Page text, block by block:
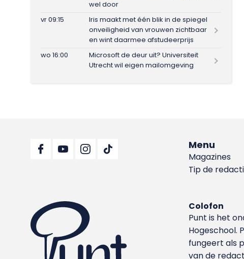
wel door
vr 09:15
Iris maakt met één blik in de spiegel
onveiligheid van vrouwen zichtbaar
en wint daarmee afstudeerprijs
wo 16:00
Microsoft de deur uit? Universiteit
Utrecht wil eigen mailomgeving
Menu
Magazines
Tip de
Colofon
Punt is het
Hoge­school.
fungeert als
van de